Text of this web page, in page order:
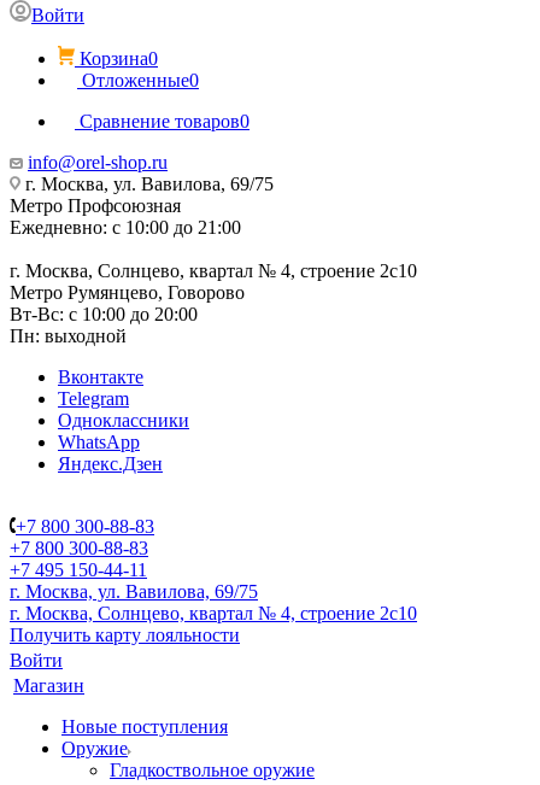
Войти
Корзина0
Отложенные0
Сравнение товаров0
info@orel-shop.ru
г. Москва, ул. Вавилова, 69/75
Метро Профсоюзная
Ежедневно: с 10:00 до 21:00
г. Москва, Солнцево, квартал № 4, строение 2с10
Метро Румянцево, Говорово
Вт-Вс: с 10:00 до 20:00
Пн: выходной
Вконтакте
Telegram
Одноклассники
WhatsApp
Яндекс.Дзен
+7 800 300-88-83
+7 800 300-88-83
+7 495 150-44-11
г. Москва, ул. Вавилова, 69/75
г. Москва, Солнцево, квартал № 4, строение 2с10
Получить карту лояльности
Войти
Магазин
Новые поступления
Оружие
Гладкоствольное оружие